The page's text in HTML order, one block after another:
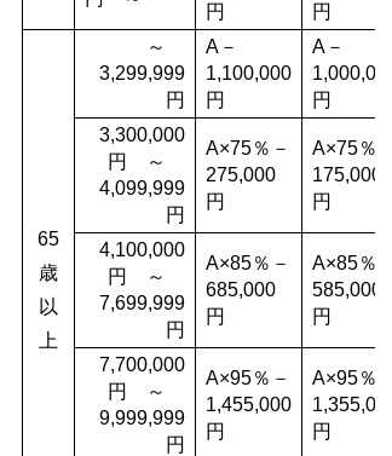
円
円
65
歳
以
上
～
3,299,999
円
A－
1,100,000
円
A－
1,000,000
円
3,300,000
円 ～
4,099,999
円
A×75％－
275,000
円
A×75％－
175,000
円
4,100,000
円 ～
7,699,999
円
A×85％－
685,000
円
A×85％－
585,000
円
7,700,000
円 ～
9,999,999
円
A×95％－
1,455,000
円
A×95％－
1,355,000
円